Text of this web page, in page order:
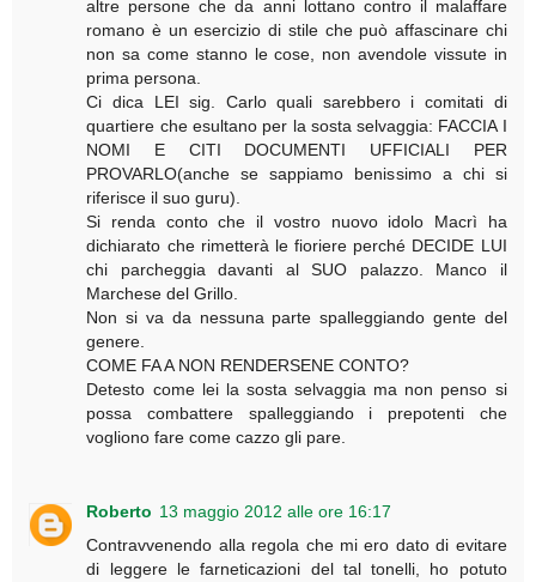
altre persone che da anni lottano contro il malaffare
romano è un esercizio di stile che può affascinare chi
non sa come stanno le cose, non avendole vissute in
prima persona.
Ci dica LEI sig. Carlo quali sarebbero i comitati di
quartiere che esultano per la sosta selvaggia: FACCIA I
NOMI E CITI DOCUMENTI UFFICIALI PER
PROVARLO(anche se sappiamo benissimo a chi si
riferisce il suo guru).
Si renda conto che il vostro nuovo idolo Macrì ha
dichiarato che rimetterà le fioriere perché DECIDE LUI
chi parcheggia davanti al SUO palazzo. Manco il
Marchese del Grillo.
Non si va da nessuna parte spalleggiando gente del
genere.
COME FA A NON RENDERSENE CONTO?
Detesto come lei la sosta selvaggia ma non penso si
possa combattere spalleggiando i prepotenti che
vogliono fare come cazzo gli pare.
Roberto 13 maggio 2012 alle ore 16:17
Contravvenendo alla regola che mi ero dato di evitare
di leggere le farneticazioni del tal tonelli, ho potuto